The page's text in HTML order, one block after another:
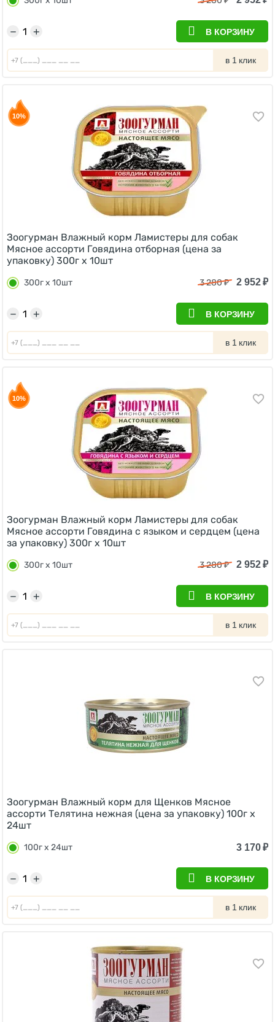
+
− В КОРЗИНУ
в 1 клик
10%
Зоогурман Влажный корм Ламистеры для собак
Мясное ассорти Говядина отборная (цена за
упаковку) 300г х 10шт
300г х 10шт 3 280₽ 2 952₽
+
− В КОРЗИНУ
в 1 клик
10%
Зоогурман Влажный корм Ламистеры для собак
Мясное ассорти Говядина с языком и сердцем (цена
за упаковку) 300г х 10шт
300г х 10шт 3 280₽ 2 952₽
+
− В КОРЗИНУ
в 1 клик
Зоогурман Влажный корм для Щенков Мясное
ассорти Телятина нежная (цена за упаковку) 100г х
24шт
100г х 24шт 3 170₽
+
− В КОРЗИНУ
в 1 клик